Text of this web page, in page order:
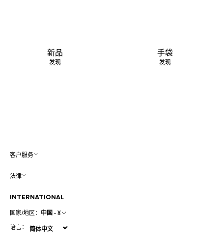
新品
发现
手袋
发现
INTERNATIONAL
国家/地区： 中国 - ¥
语言：
客户服务
法律